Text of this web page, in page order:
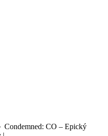
Condemned: CO – Epický